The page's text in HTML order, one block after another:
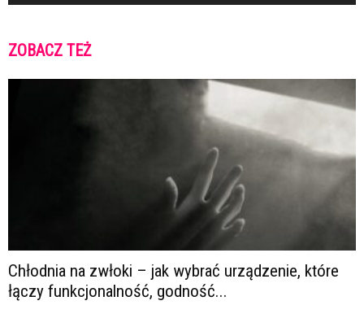
ZOBACZ TEŻ
Chłodnia na zwłoki – jak wybrać urządzenie, które
łączy funkcjonalność, godność...